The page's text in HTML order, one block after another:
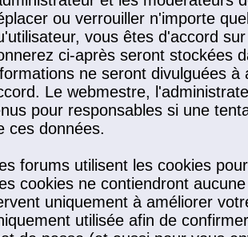
ou verrouiller n'importe
vous êtes d'accord
ci-après seront stockées
ne seront divulguées
Le webmestre,
pour responsables si une
ces données.
forums utilisent les cookies
cookies ne contiendront
uniquement à améliorer
utilisée afin de